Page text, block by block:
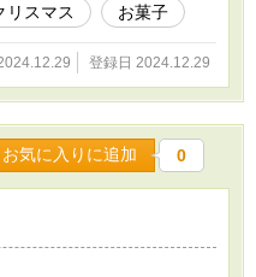
リスマス お菓子
登録日 2024.12.29
お気に入りに追加 0